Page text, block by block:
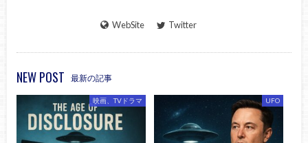
WebSite Twitter
NEW POST 最新の記事
映画、TVドラマ UFO